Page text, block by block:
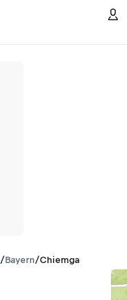
/Bayern/Chiemgauer Alpen